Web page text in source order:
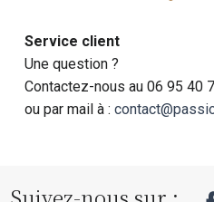
Service client
Une question ?
Contactez-nous au 06 95 40
ou par mail à :